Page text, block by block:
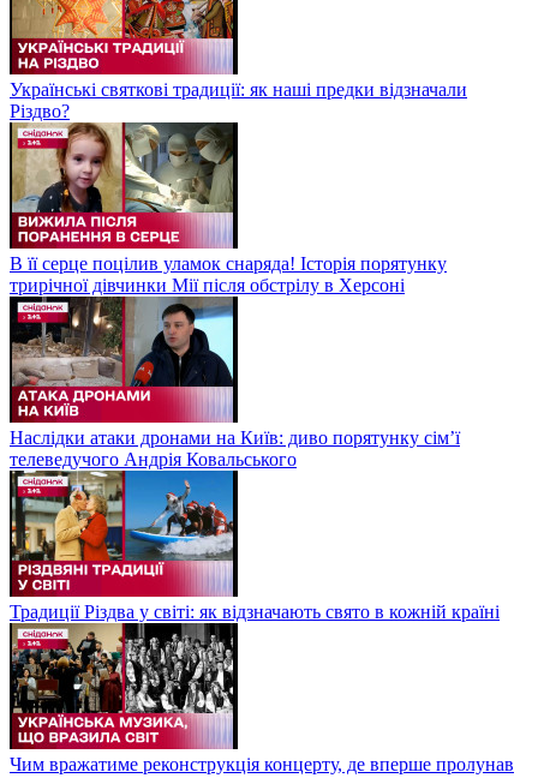
Українські святкові традиції: як наші предки відзначали
Різдво?
В її серце поцілив уламок снаряда! Історія порятунку
трирічної дівчинки Мії після обстрілу в Херсоні
Наслідки атаки дронами на Київ: диво порятунку сім’ї
телеведучого Андрія Ковальського
Традиції Різдва у світі: як відзначають свято в кожній країні
Чим вражатиме реконструкція концерту, де вперше пролунав